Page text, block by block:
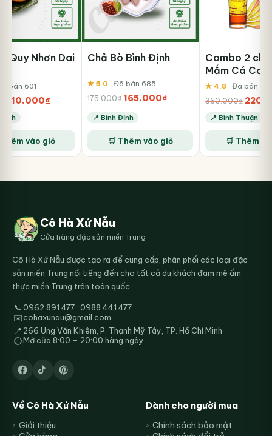
Quy Nhơn Dai
bán 601
Giá
gốc
là:
130.000₫.
110.000₫
là:
110.000₫.
Định
vào giỏ
Sản
này
nhiều
Các
tùy
chọn
thể
được
chọn
trên
trang
sản
phẩm
Chả Bò Bình Định
★ 5.0
Đã bán 685
175.000₫ Giá
là:
175.000₫.
165.000₫
là:
165.000₫.
📍 Bình Định
🛒 Thêm vào giỏ
Combo 2
Mắm Cá
Đỏ Độ Đạm
Thuỷ Tinh
★ 4.8
Đã bán
360.000₫ Giá
gốc
là:
📍 Bình Thuận
🛒 Thêm
Cô Hà Xứ Nẫu
Cửa hàng đặc sản miền Trung
Cô Hà Xứ Nẫu được tạo ra để cung cấp, phân phối các loại đặc
sản miền Trung nổi tiếng đến cho tất cả du khách đam mê ẩm
thực miền Trung trên toàn quốc.
📞0962.891.477 · 0988.441.477
✉️cohaxunau@gmail.com
📍 266 Ung Văn Khiêm, P. Thạnh Mỹ Tây, TP. Hồ Chí Minh
🕒Mở cửa 8:00 – 20:00 hàng ngày
Về Cô Hà Xứ Nẫu
Giới thiệu
Dành cho người mua
Chính sách bảo mật